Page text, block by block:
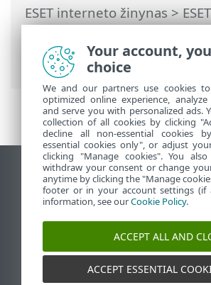
ESET interneto žinynas>
Darbas su ESET HOME>
priskirtos ESET funkcijos>
Manager“
Rodyti darbalaukio tinklavietę
End of Life
ESET žinių bazė
ESET forumas
ESET Status Portal
Palaikymas regione
Your account,
choice
We and our partners use cookies
optimized online experience,
and serve you with personalized ads.
collection of all cookies by clicking
decline all non-essential cookies
essential cookies only", or adjust
clicking "Manage cookies". You
withdraw your consent or change
anytime by clicking the "Manage
footer or in your account settings (if
information, see ourCookie Policy.
ACCEPT ALL AND
ACCEPT ESSENTIAL